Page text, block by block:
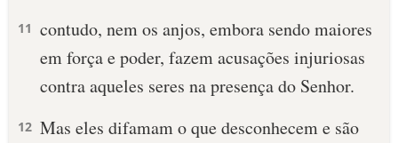
11 contudo, nem os anjos, embora sendo maiores
em força e poder, fazem acusações injuriosas
contra aqueles seres na presença do Senhor.
12 Mas eles difamam o que desconhecem e são